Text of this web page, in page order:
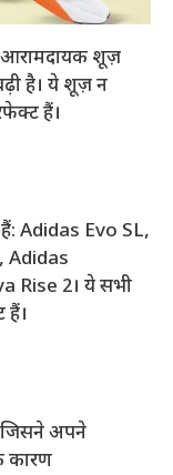
आरामदायक शूज़
है। ये शूज़ न
हैं।
Adidas Evo SL,
Adidas
Rise 2। ये सभी
हैं।
जिसने अपने
कारण